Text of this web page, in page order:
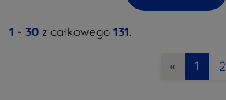
1 - 30 z całkowego 131.
« 1 2